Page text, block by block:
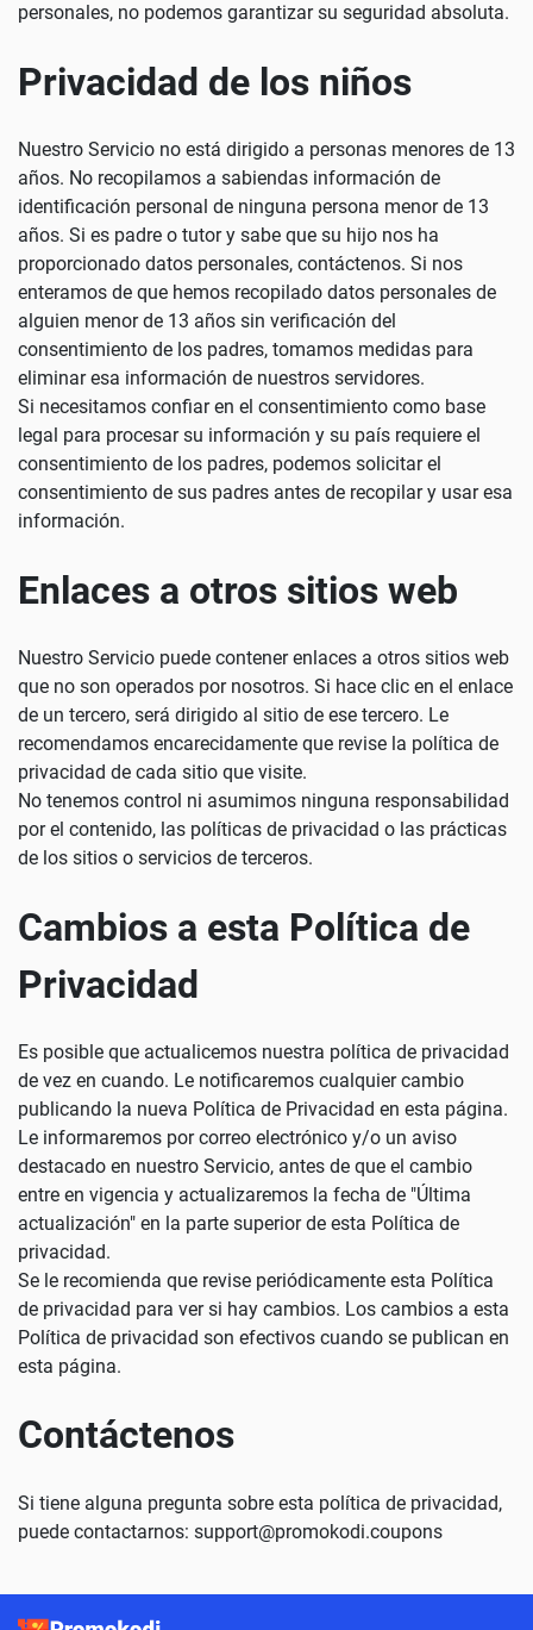
personales, no podemos garantizar su seguridad absoluta.
Privacidad de los niños
Nuestro Servicio no está dirigido a personas menores de 13
años. No recopilamos a sabiendas información de
identificación personal de ninguna persona menor de 13
años. Si es padre o tutor y sabe que su hijo nos ha
proporcionado datos personales, contáctenos. Si nos
enteramos de que hemos recopilado datos personales de
alguien menor de 13 años sin verificación del
consentimiento de los padres, tomamos medidas para
eliminar esa información de nuestros servidores.
Si necesitamos confiar en el consentimiento como base
legal para procesar su información y su país requiere el
consentimiento de los padres, podemos solicitar el
consentimiento de sus padres antes de recopilar y usar esa
información.
Enlaces a otros sitios web
Nuestro Servicio puede contener enlaces a otros sitios web
que no son operados por nosotros. Si hace clic en el enlace
de un tercero, será dirigido al sitio de ese tercero. Le
recomendamos encarecidamente que revise la política de
privacidad de cada sitio que visite.
No tenemos control ni asumimos ninguna responsabilidad
por el contenido, las políticas de privacidad o las prácticas
de los sitios o servicios de terceros.
Cambios a esta Política de
Privacidad
Es posible que actualicemos nuestra política de privacidad
de vez en cuando. Le notificaremos cualquier cambio
publicando la nueva Política de Privacidad en esta página.
Le informaremos por correo electrónico y/o un aviso
destacado en nuestro Servicio, antes de que el cambio
entre en vigencia y actualizaremos la fecha de "Última
actualización" en la parte superior de esta Política de
privacidad.
Se le recomienda que revise periódicamente esta Política
de privacidad para ver si hay cambios. Los cambios a esta
Política de privacidad son efectivos cuando se publican en
esta página.
Contáctenos
Si tiene alguna pregunta sobre esta política de privacidad,
puede contactarnos: support@promokodi.coupons